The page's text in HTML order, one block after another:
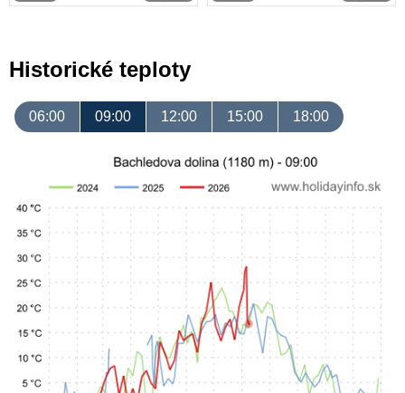
Historické teploty
06:00 09:00 12:00 15:00 18:00